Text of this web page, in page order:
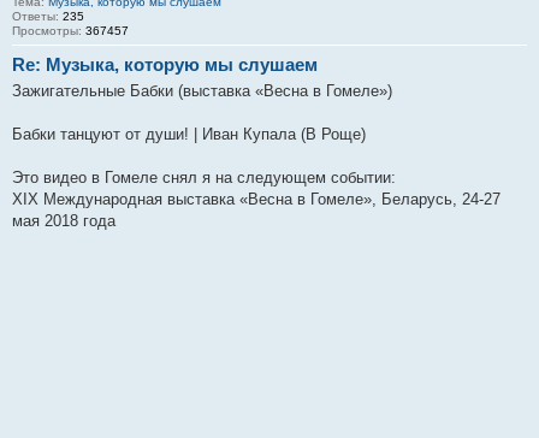
Ответы: 235
Просмотры: 367457
Re: Музыка, которую мы слушаем
Зажигательные Бабки (выставка «Весна в Гомеле»)
Бабки танцуют от души! | Иван Купала (В Роще)
Это видео в Гомеле снял я на следующем событии:
XIX Международная выставка «Весна в Гомеле», Беларусь, 24-27
мая 2018 года